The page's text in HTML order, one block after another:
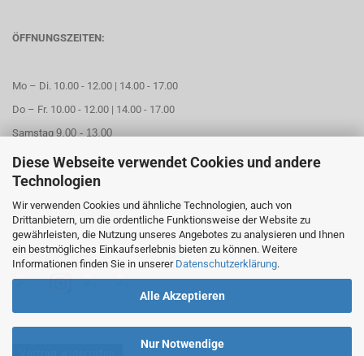
Diese Webseite verwendet Cookies und andere
Technologien
Wir verwenden Cookies und ähnliche Technologien, auch von
Drittanbietern, um die ordentliche Funktionsweise der Website zu
gewährleisten, die Nutzung unseres Angebotes zu analysieren und Ihnen
ein bestmögliches Einkaufserlebnis bieten zu können. Weitere
Informationen finden Sie in unserer Datenschutzerklärung.
Alle Akzeptieren
Nur Notwendige
ÖFFNUNGSZEITEN:
Mo – Di. 10.00 - 12.00 | 14.00 - 17.00
Do – Fr. 10.00 - 12.00 | 14.00 - 17.00
Samstag 9.00 - 13.00
Mittwoch geschlossen
Online Termin aussuchen
FOLGEN SIE UNS